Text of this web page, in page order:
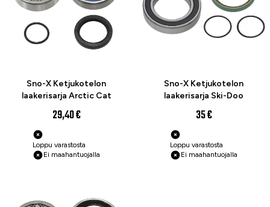
Sno-X Ketjukotelon
laakerisarja Arctic Cat
29,40 €
Loppu varastosta
Ei maahantuojalla
Sno-X Ketjukotelon
laakerisarja Ski-Doo
35 €
Loppu varastosta
Ei maahantuojalla